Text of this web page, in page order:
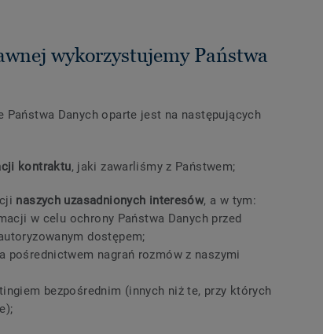
wykorzystujemy Państwa
Państwa Danych oparte jest na następujących
kontraktu, jaki zawarliśmy z Państwem;
naszych uzasadnionych interesów, a w tym:
w celu ochrony Państwa Danych przed
dostępem;
nagrań rozmów z naszymi
bezpośrednim (innych niż te, przy których